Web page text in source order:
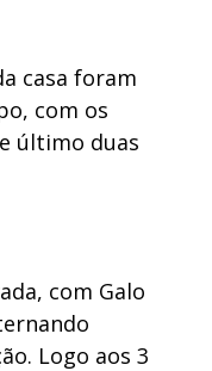
casa foram
com os
último duas
com Galo
Logo aos 3